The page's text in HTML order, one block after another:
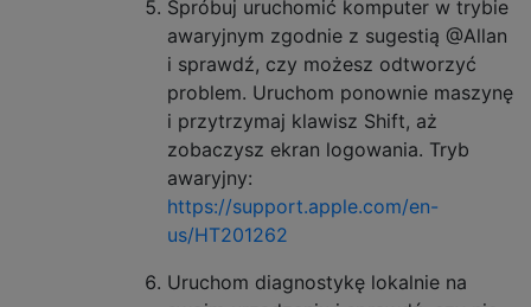
Spróbuj uruchomić komputer w trybie
awaryjnym zgodnie z sugestią @Allan
i sprawdź, czy możesz odtworzyć
problem. Uruchom ponownie maszynę
i przytrzymaj klawisz Shift, aż
zobaczysz ekran logowania. Tryb
awaryjny:
https://support.apple.com/en-
us/HT201262
Uruchom diagnostykę lokalnie na